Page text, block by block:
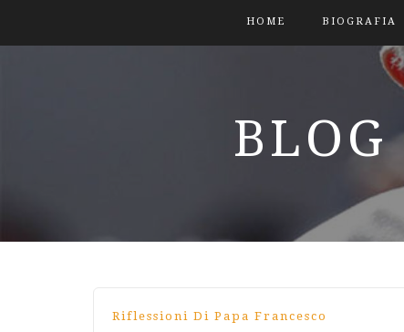
HOME BIOGRAFIA
BLOG
Riflessioni Di Papa Francesco